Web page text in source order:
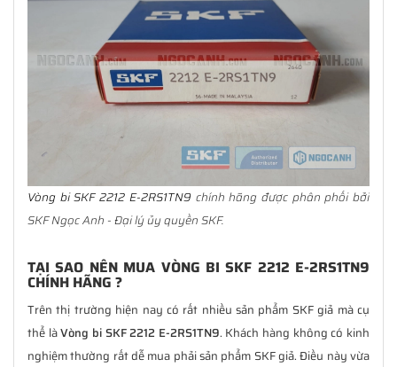
Vòng bi SKF 2212 E-2RS1TN9 chính hãng được phân phối bởi
SKF Ngọc Anh - Đại lý ủy quyền SKF.
TẠI SAO NÊN MUA VÒNG BI SKF 2212 E-2RS1TN9
CHÍNH HÃNG ?
Trên thị trường hiện nay có rất nhiều sản phẩm SKF giả mà cụ
thể làVòng bi SKF 2212 E-2RS1TN9. Khách hàng không có kinh
nghiệm thường rất dễ mua phải sản phẩm SKF giả. Điều này vừa